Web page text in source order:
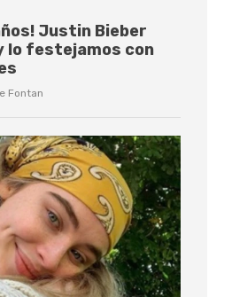
Justin Bieber
lo festejamos con
Fontan